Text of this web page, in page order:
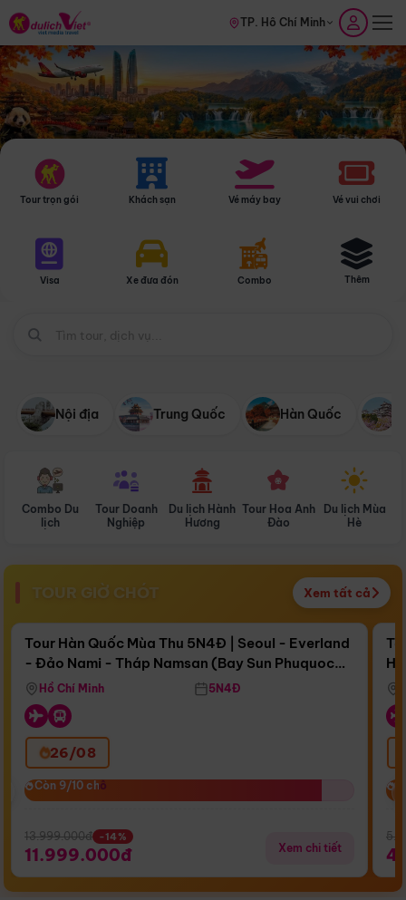
TP. Hồ Chí Minh
Tour trọn gói Khách sạn Vé máy bay Vé vui chơi
Visa Xe đưa đón Combo Thêm
Nội địa Trung Quốc Hàn Quốc
Combo Du
lịch
Tour Doanh
Nghiệp
Du lịch Hành
Hương
Tour Hoa Anh
Đào
Du lịch Mùa
Hè
TOUR GIỜ CHÓT Xem tất cả
Còn16 ngày 11:36:29
Bay Sun Phuquoc Airways
Điểm nổi bật
Tour Hàn Quốc Mùa Thu 5N4Đ | Seoul - Everland
- Đảo Nami - Tháp Namsan (Bay Sun Phuquoc
Airways)
Hồ Chí Minh 5N4Đ
26/08
Còn 9/10 chỗ
Còn 9/10 chỗ
13.999.000đ -14%
11.999.000đ Xem chi tiết